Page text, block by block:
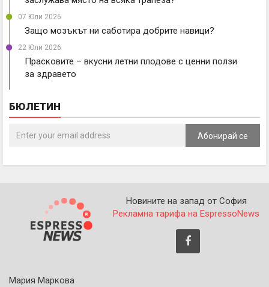
07 Юли 2026
Защо мозъкът ни саботира добрите навици?
22 Юли 2026
Прасковите – вкусни летни плодове с ценни ползи
за здравето
БЮЛЕТИН
Абонирай се
Новините на запад от София
Рекламна тарифа на EspressoNews
Мария Маркова